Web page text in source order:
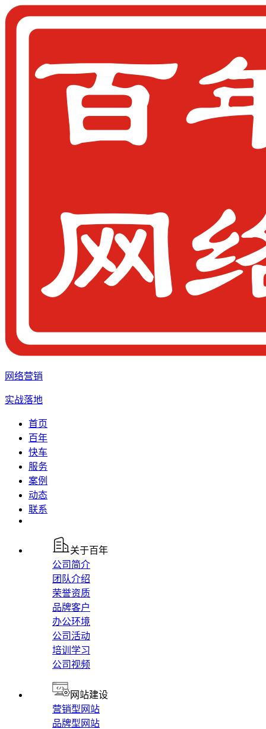
网络营销
实战落地
首页
百年
快车
服务
案例
动态
联系
关于百年
公司简介
团队介绍
荣誉资质
品牌客户
办公环境
公司活动
培训学习
公司视频
网站建设
营销型网站
品牌型网站